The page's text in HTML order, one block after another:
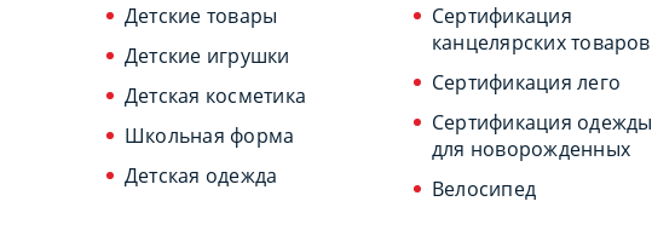
Детские товары
Детские игрушки
Детская косметика
Школьная форма
Детская одежда
Сертификация
канцелярских товаров
Сертификация лего
Сертификация одежды
для новорожденных
Велосипед